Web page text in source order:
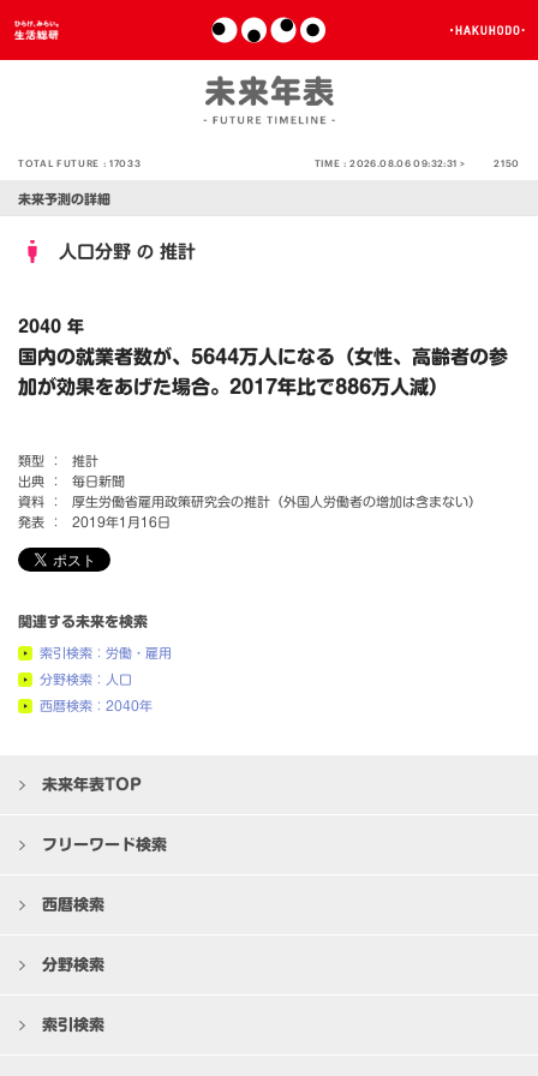
TOTAL FUTURE :17033 TIME :2026.08.06 09:32:31 > 2150
未来予測の詳細
人口分野 の 推計
2040 年
国内の就業者数が、5644万人になる（女性、高齢者の参
加が効果をあげた場合。2017年比で886万人減）
類型 ：
推計
出典 ：
毎日新聞
資料 ：
厚生労働省雇用政策研究会の推計（外国人労働者の増加は含まない）
発表 ：
2019年1月16日
関連する未来を検索
索引検索：労働・雇用
分野検索：人口
西暦検索：2040年
未来年表TOP
フリーワード検索
西暦検索
分野検索
索引検索